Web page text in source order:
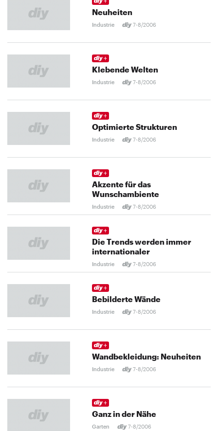
Neuheiten
Industrie 7-8/2006
Klebende Welten
Industrie 7-8/2006
Optimierte Strukturen
Industrie 7-8/2006
Akzente für das
Wunschambiente
Industrie 7-8/2006
Die Trends werden immer
internationaler
Industrie 7-8/2006
Bebilderte Wände
Industrie 7-8/2006
Wandbekleidung: Neuheiten
Industrie 7-8/2006
Ganz in der Nähe
Garten 7-8/2006